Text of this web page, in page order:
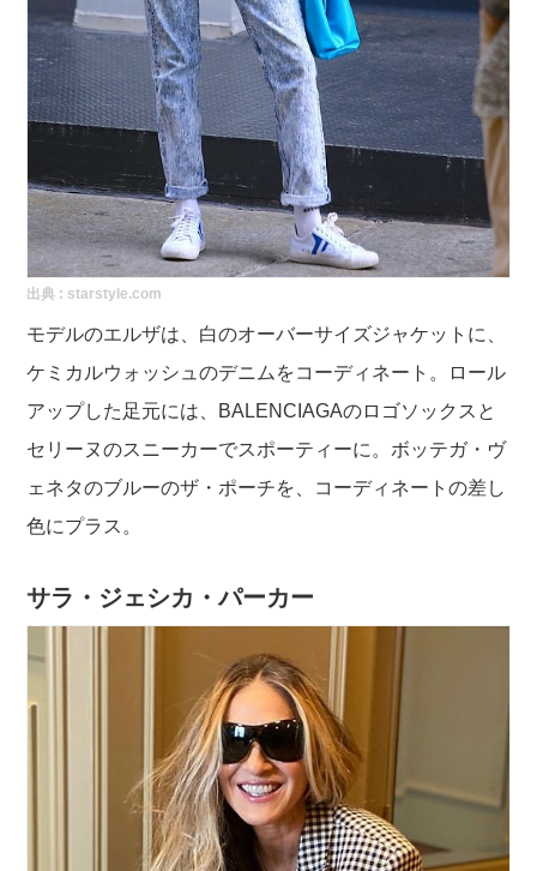
出典 : starstyle.com
モデルのエルザは、白のオーバーサイズジャケットに、
ケミカルウォッシュのデニムをコーディネート。ロール
アップした足元には、BALENCIAGAのロゴソックスと
セリーヌのスニーカーでスポーティーに。ボッテガ・ヴ
ェネタのブルーのザ・ポーチを、コーディネートの差し
色にプラス。
サラ・ジェシカ・パーカー